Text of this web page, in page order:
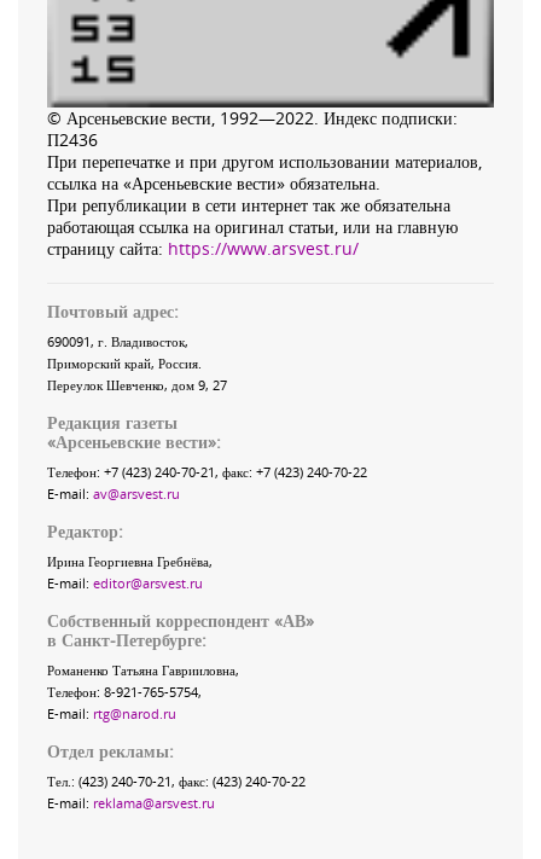
© Арсеньевские вести, 1992—2022. Индекс подписки:
П2436
При перепечатке и при другом использовании материалов,
ссылка на «Арсеньевские вести» обязательна.
При републикации в сети интернет так же обязательна
работающая ссылка на оригинал статьи, или на главную
страницу сайта: https://www.arsvest.ru/
Почтовый адрес:
690091, г. Владивосток,
Приморский край, Россия
Переулок Шевченко, дом 9, 27
Редакция газеты
«Арсеньевские вести»:
Телефон: +7 (423) 240-70-21, факс: +7 (423) 240-70-22
E-mail: av@arsvest.ru
Редактор:
Ирина Георгиевна Гребнёва,
E-mail: editor@arsvest.ru
Собственный корреспондент «АВ»
в Санкт-Петербурге:
Романенко Татьяна Гаврииловна,
Телефон: 8-921-765-5754,
E-mail: rtg@narod.ru
Отдел рекламы:
Тел.: (423) 240-70-21, факс: (423) 240-70-22
E-mail: reklama@arsvest.ru